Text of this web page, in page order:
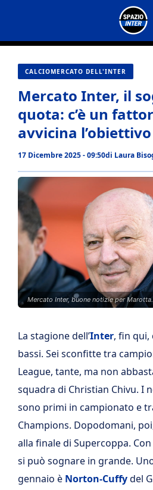
contenuto
CALCIOMERCATO DELL'INTER
Mercato Inter, il
quota: c’è un
avvicina
17 Dicembre 2025 - 09:50di Laura
Mercato Inter, buone notizie per Marotta.
La stagione dell’Inter, fin qui,
bassi. Sei sconfitte tra
League, tante, ma non
squadra di Christian Chivu. I
sono primi in campionato e
Champions. Dopodomani,
alla finale di Supercoppa.
si può sognare in grande.
gennaio è Norton-Cuffydel